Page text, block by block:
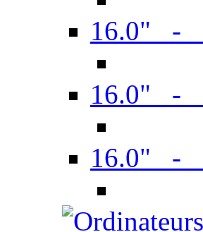
16.0" -
16.0" -
16.0" -